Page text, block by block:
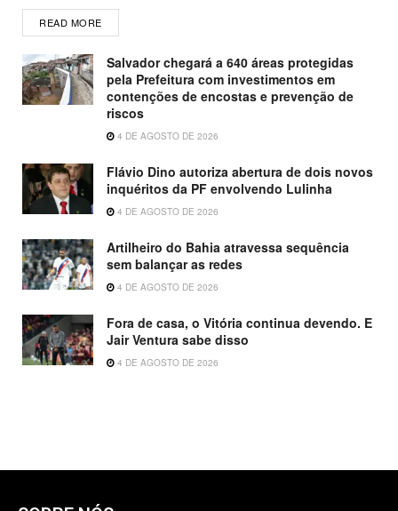
READ MORE
Salvador chegará a 640 áreas protegidas
pela Prefeitura com investimentos em
contenções de encostas e prevenção de
riscos
4 DE AGOSTO DE 2026
Flávio Dino autoriza abertura de dois novos
inquéritos da PF envolvendo Lulinha
4 DE AGOSTO DE 2026
Artilheiro do Bahia atravessa sequência
sem balançar as redes
4 DE AGOSTO DE 2026
Fora de casa, o Vitória continua devendo. E
Jair Ventura sabe disso
4 DE AGOSTO DE 2026